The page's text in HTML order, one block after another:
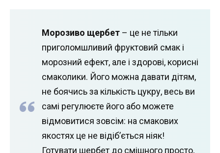
Морозиво щербет – це не тільки
приголомшливий фруктовий смак і
морозний ефект, але і здорові, корисні
смаколики. Його можна давати дітям,
не боячись за кількість цукру, весь ви
самі регулюєте його або можете
відмовитися зовсім: на смакових
якостях це не відіб’ється ніяк!
Готувати шербет до смішного просто,